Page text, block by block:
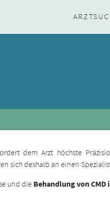
dem Arzt höchste
sich deshalb an einen
und die Behandlung von CMD